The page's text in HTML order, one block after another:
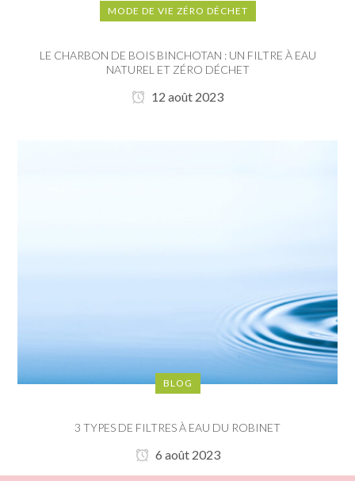
MODE DE VIE ZÉRO DÉCHET
LE CHARBON DE BOIS BINCHOTAN : UN FILTRE À EAU
NATUREL ET ZÉRO DÉCHET
12 août 2023
BLOG
3 TYPES DE FILTRES À EAU DU ROBINET
6 août 2023